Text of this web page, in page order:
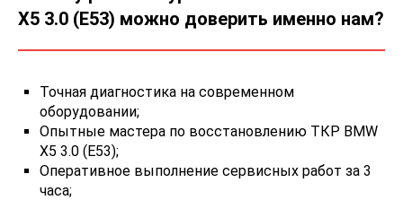
X5 3.0 (E53) можно доверить именно нам?
Точная диагностика на современном
оборудовании;
Опытные мастера по восстановлению ТКР BMW
X5 3.0 (E53);
Оперативное выполнение сервисных работ за 3
часа;